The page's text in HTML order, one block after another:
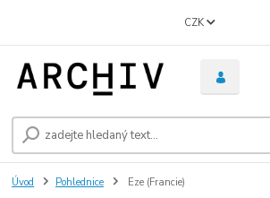
CZK
Úvod Pohlednice Eze (Francie)